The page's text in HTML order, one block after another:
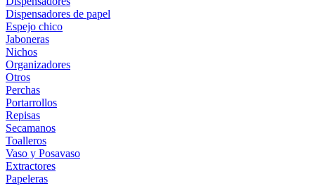
Dispensadores de papel
Espejo chico
Jaboneras
Nichos
Organizadores
Otros
Perchas
Portarrollos
Repisas
Secamanos
Toalleros
Vaso y Posavaso
Extractores
Papeleras